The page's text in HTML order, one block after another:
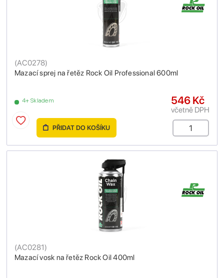
Mazací sprej na řetěz Rock Oil Professional 600ml
(AC0278)
4+ Skladem 546 Kč
včetně DPH
PŘIDAT DO KOŠÍKU
Mazací vosk na řetěz Rock Oil 400ml
(AC0281)